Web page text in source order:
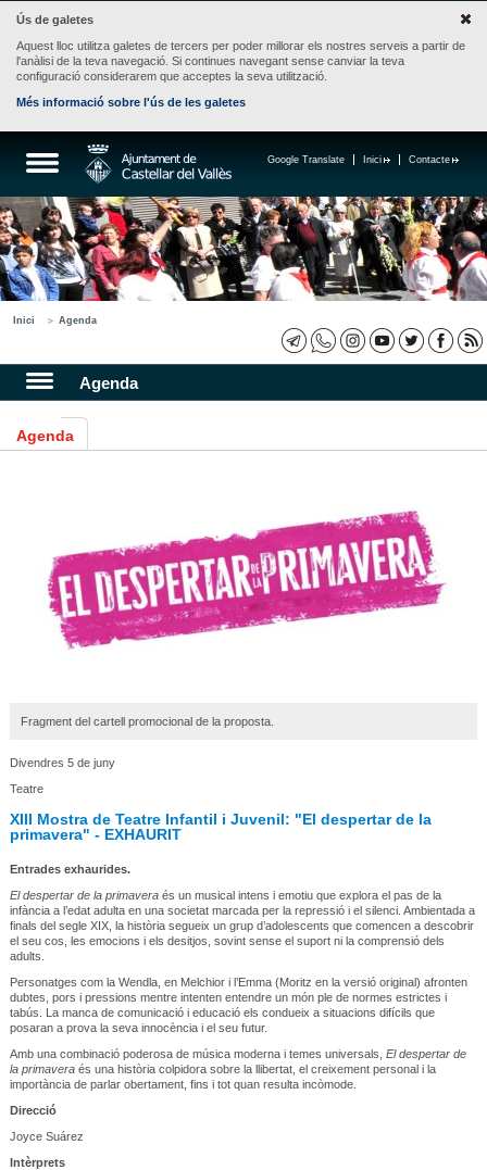
Ús de galetes
Aquest lloc utilitza galetes de tercers per poder millorar els nostres serveis a partir de
l'anàlisi de la teva navegació. Si continues navegant sense canviar la teva
configuració considerarem que acceptes la seva utilització.
Més informació sobre l'ús de les galetes
Contacte
Inici
Google Translate
Inici Agenda
Agenda
Agenda
Fragment del cartell promocional de la proposta.
Divendres 5 de juny
Teatre
XIII Mostra de Teatre Infantil i Juvenil: "El despertar de la
primavera" - EXHAURIT
Entrades exhaurides.
El despertar de la primaveraés un musical intens i emotiu que explora el pas de la
infància a l’edat adulta en una societat marcada per la repressió i el silenci. Ambientada a
finals del segle XIX, la història segueix un grup d’adolescents que comencen a descobrir
el seu cos, les emocions i els desitjos, sovint sense el suport ni la comprensió dels
adults.
Personatges com la Wendla, en Melchior i l’Emma (Moritz en la versió original) afronten
dubtes, pors i pressions mentre intenten entendre un món ple de normes estrictes i
tabús. La manca de comunicació i educació els condueix a situacions difícils que
posaran a prova la seva innocència i el seu futur.
Amb una combinació poderosa de música moderna i temes universals, El despertar de
la primaveraés una història colpidora sobre la llibertat, el creixement personal i la
importància de parlar obertament, fins i tot quan resulta incòmode.
Direcció
Joyce Suárez
Intèrprets